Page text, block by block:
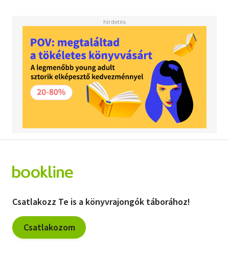
Csatlakozz Te is a könyvrajongók táborához!
Csatlakozom